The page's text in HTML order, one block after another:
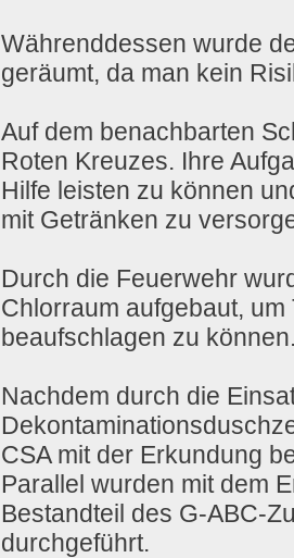
Währenddessen wurde
geräumt, da man kein
Auf dem benachbarten
Roten Kreuzes. Ihre
Hilfe leisten zu können
mit Getränken zu
Durch die Feuerwehr
Chlorraum aufgebaut,
beaufschlagen zu
Nachdem durch die
CSA mit der Erkundung
Parallel wurden mit dem
Bestandteil des G-ABC-
durchgeführt.